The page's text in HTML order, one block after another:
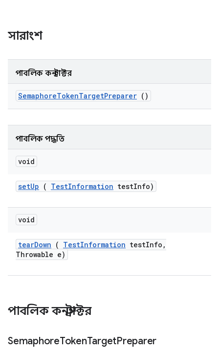
সারাংশ
পাবলিক কনস্ট্রাক্টর
SemaphoreTokenTargetPreparer ()
পাবলিক পদ্ধতি
void
setUp ( TestInformation testInfo)
void
tearDown ( TestInformation testInfo ,
Throwable e)
পাবলিক কনস্ট্রাক্টর
SemaphoreTokenTargetPreparer